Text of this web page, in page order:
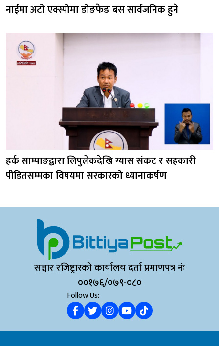
नाईमा अटो एक्स्पोमा डोङफेङ बस सार्वजनिक हुने
हर्क साम्पाङद्वारा लिपुलेकदेखि ग्यास संकट र सहकारी
पीडितसम्मका विषयमा सरकारको ध्यानाकर्षण
सञ्चार रजिष्ट्रारको कार्यालय दर्ता प्रमाणपत्र नंः
००१७६/०७९-०८०
Follow Us: